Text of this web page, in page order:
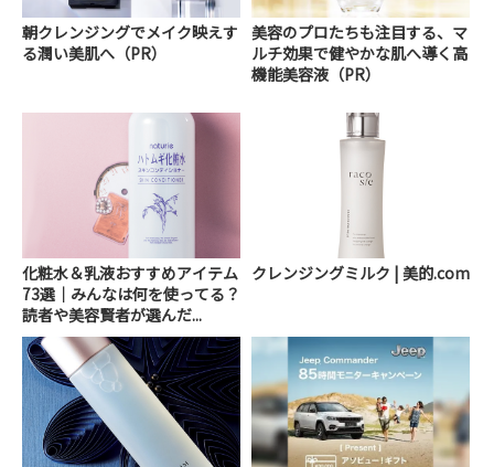
朝クレンジングでメイク映えす
る潤い美肌へ（PR）
美容のプロたちも注目する、マ
ルチ効果で健やかな肌へ導く高
機能美容液（PR）
化粧水＆乳液おすすめアイテム
73選｜みんなは何を使ってる？
読者や美容賢者が選んだ...
クレンジングミルク | 美的.com